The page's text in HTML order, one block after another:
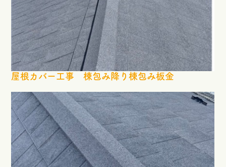
屋根カバー工事 棟包み降り棟包み板金